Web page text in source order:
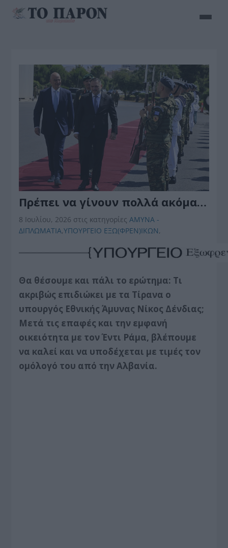
Πρέπει να γίνουν πολλά ακόμα…
8 Ιουλίου, 2026 στις κατηγορίεςΑΜΥΝΑ -
ΔΙΠΛΩΜΑΤΙΑ,ΥΠΟΥΡΓΕΙΟ ΕΞΩ(ΦΡΕΝ)ΙΚΩΝ,
Θα θέσουμε και πάλι το ερώτημα: Τι
ακριβώς επιδιώκει με τα Τίρανα ο
υπουργός Εθνικής Άμυνας Νίκος Δένδιας;
Μετά τις επαφές και την εμφανή
οικειότητα με τον Έντι Ράμα, βλέπουμε
να καλεί και να υποδέχεται με τιμές τον
ομόλογό του από την Αλβανία.